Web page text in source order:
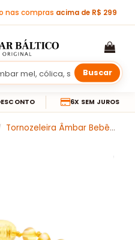
nas compras acima de R$ 299
Buscar
6X SEM JUROS
Tornozeleira Âmbar Bebê